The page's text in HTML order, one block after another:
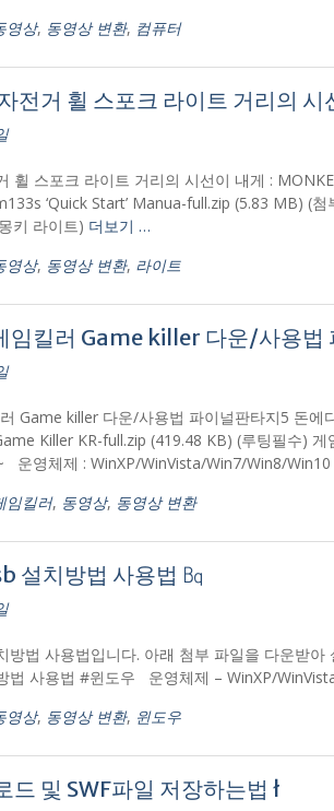
영상, 동영상 변환, 컴퓨터
전거 휠 스포크 라이트 거리의
휠 스포크 라이트 거리의 시선이 내게 :
‘Quick Start’ Manua-full.zip (5.83 MB) (
키 라이트) 더보기 …
영상, 동영상 변환, 라이트
임킬러 Game killer 다운/사용법
Game killer 다운/사용법 파이널판타지5 돈
Killer KR-full.zip (419.48 KB) (루팅필수)
운영체제 : WinXP/WinVista/Win7/Win8/
임킬러, 동영상, 동영상 변환
설치방법 사용법 ㏃
방법 사용법입니다. 아래 첨부 파일을 다운받
법 사용법 #윈도우 운영체제 – WinXP/
영상, 동영상 변환, 윈도우
드 및 SWF파일 저장하는법 ł